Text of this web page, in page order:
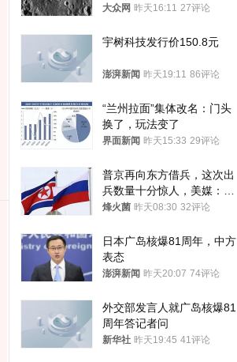
径约30米撞击坑
大众网 昨天16:11 27评论
宇树科技发行价150.8元
澎湃新闻 昨天19:11 86评论
“兰州拉面”集体改名：门头
换了，玩法变了
界面新闻 昨天15:33 29评论
普京再向东方借兵，这次出
兵数量十分惊人，美媒：俄
朝要动真格？
烽火菌 昨天08:30 32评论
日本广岛核爆81周年，中方
表态
澎湃新闻 昨天20:07 74评论
外交部发言人就广岛核爆81
周年答记者问
新华社 昨天19:45 41评论